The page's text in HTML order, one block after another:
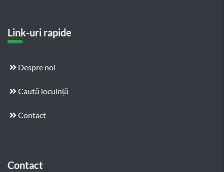
Link-uri rapide
Despre noi
Caută locuință
Contact
Contact